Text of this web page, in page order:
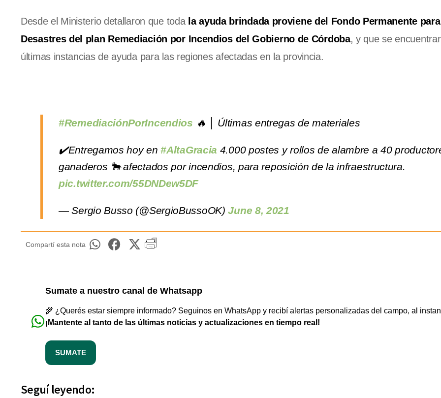
Desde el Ministerio detallaron que todala ayuda brindada proviene del Fondo Permanente para
Desastres del plan Remediación por Incendios del Gobierno de Córdoba, y que se
últimas instancias de ayuda para las regiones afectadas en la provincia.
#RemediaciónPorIncendios 🔥 │ Últimas entregas de materiales
✔️Entregamos hoy en#AltaGracia 4.000 postes y rollos de alambre a 40
ganaderos 🐂 afectados por incendios, para reposición de la infraestructura.
pic.twitter.com/55DNDew5DF
— Sergio Busso (@SergioBussoOK)June 8, 2021
Compartí esta nota
Sumate a nuestro canal de Whatsapp
🌾 ¿Querés estar siempre informado? Seguinos en WhatsApp y recibí alertas personalizadas del campo, al
¡Mantente al tanto de las últimas noticias y actualizaciones en tiempo real!
SUMATE
Seguí leyendo: